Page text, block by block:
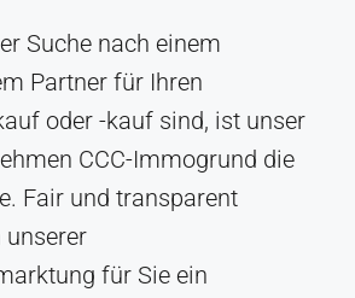
Suche nach einem
Partner für Ihren
oder -kauf sind, ist unser
CCC-Immogrund die
Fair und transparent
für Sie ein